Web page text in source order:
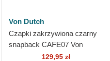
Von Dutch
Czapki zakrzywiona czarny
snapback CAFE07 Von
129,95 zł